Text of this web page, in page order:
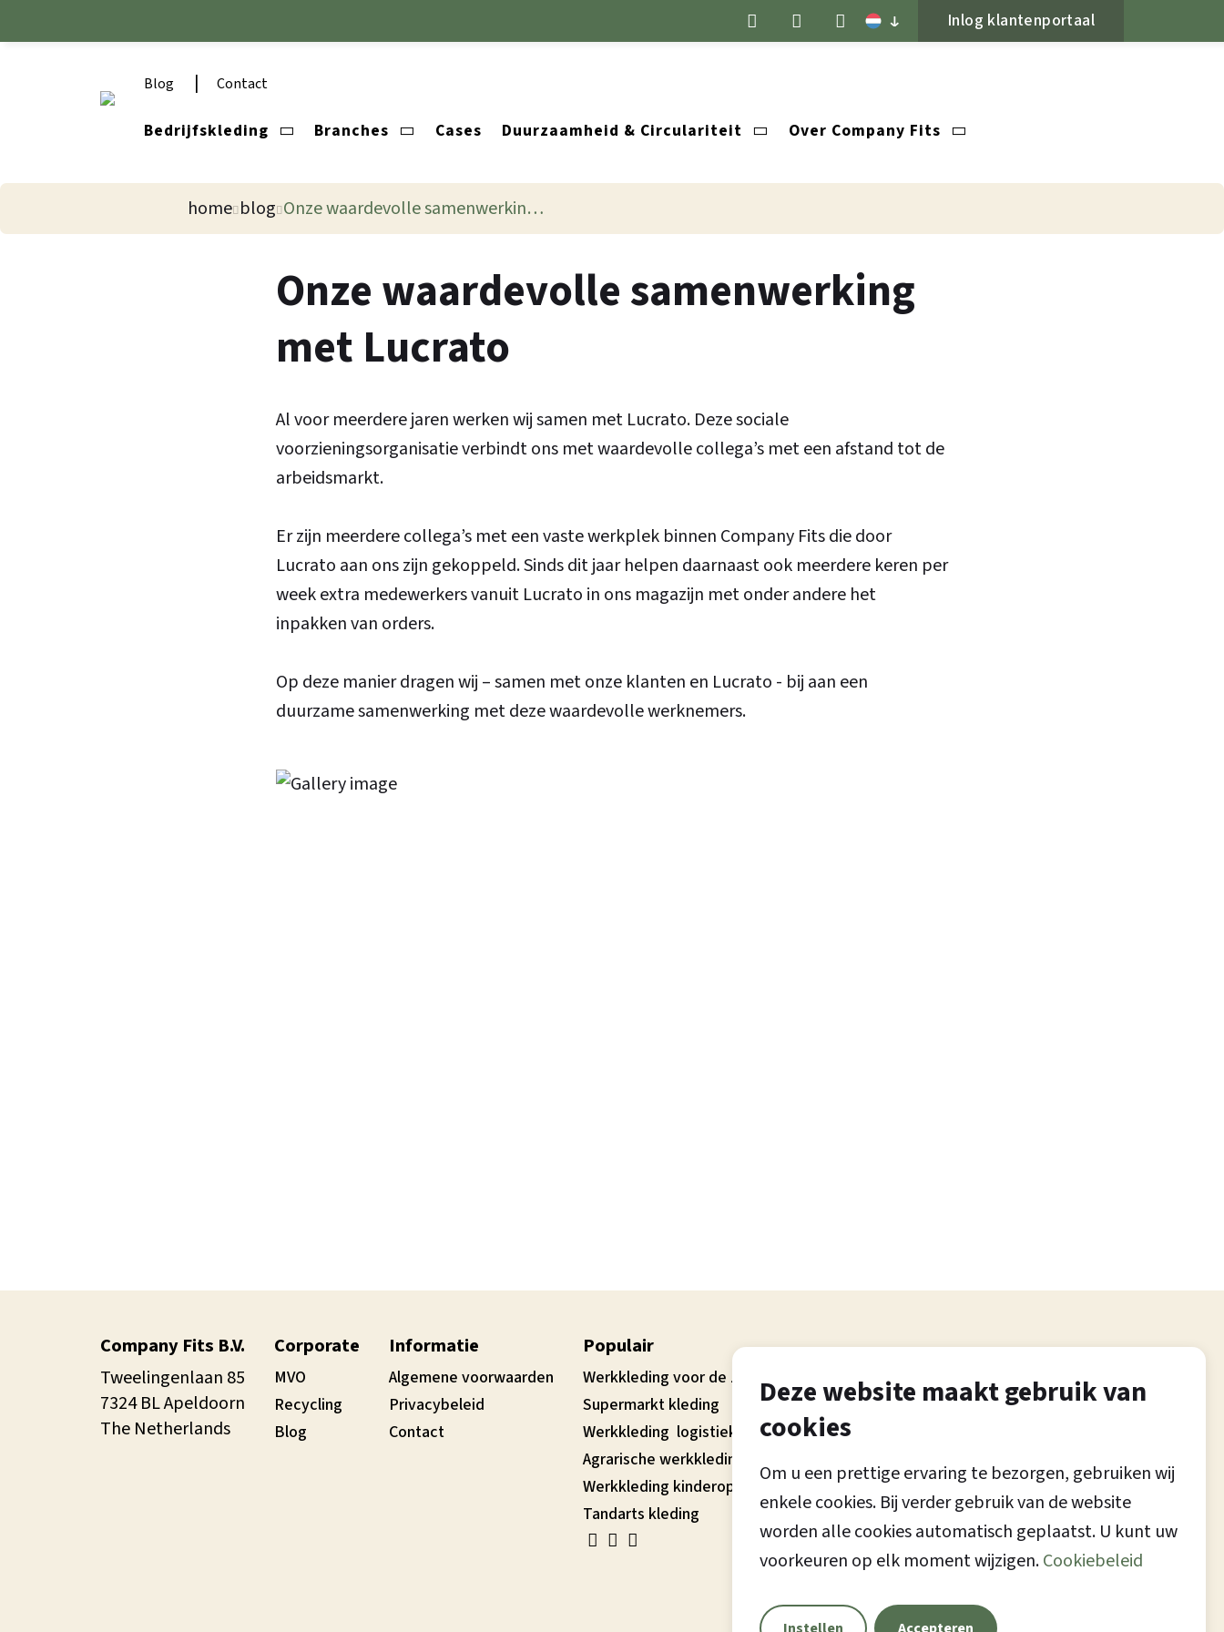
Inlog klantenportaal
Blog Contact
Bedrijfskleding Branches Cases Duurzaamheid & Circulariteit Over Company Fits
home blog Onze waardevolle samenwerking met Lucrato
Onze waardevolle samenwerking
met Lucrato
Al voor meerdere jaren werken wij samen met Lucrato. Deze sociale
voorzieningsorganisatie verbindt ons met waardevolle collega’s met een afstand tot de
arbeidsmarkt.
Er zijn meerdere collega’s met een vaste werkplek binnen Company Fits die door
Lucrato aan ons zijn gekoppeld. Sinds dit jaar helpen daarnaast ook meerdere keren per
week extra medewerkers vanuit Lucrato in ons magazijn met onder andere het
inpakken van orders.
Op deze manier dragen wij – samen met onze klanten en Lucrato - bij aan een
duurzame samenwerking met deze waardevolle werknemers.
Company Fits B.V.
Tweelingenlaan 85
7324 BL Apeldoorn
The Netherlands
Corporate
MVO
Recycling
Blog
Informatie
Algemene voorwaarden
Privacybeleid
Contact
Populair
Werkkleding voor de zorg
Supermarkt kleding
Werkkleding logistiek
Agrarische werkkleding
Werkkleding kinderopvang
Tandarts kleding
Deze website maakt gebruik van
cookies
Om u een prettige ervaring te bezorgen, gebruiken wij
enkele cookies. Bij verder gebruik van de website
worden alle cookies automatisch geplaatst. U kunt uw
voorkeuren op elk moment wijzigen.Cookiebeleid